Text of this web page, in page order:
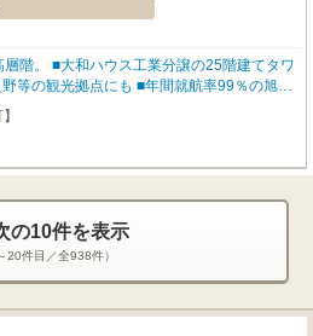
階。 ■大和ハウス工業分譲の25階建てタワ
等の観光拠点にも ■年間就航率99％の旭川
宗谷線「旭川」駅徒歩4分 ■2025年2月築 ■
良好 ■2LDK→1LDKに間取変更 ■ゲストルー
の共用部 ■平和通買物公園徒歩1分、フィ
川駅前徒歩3分
の10件を表示
20件目／全938件）